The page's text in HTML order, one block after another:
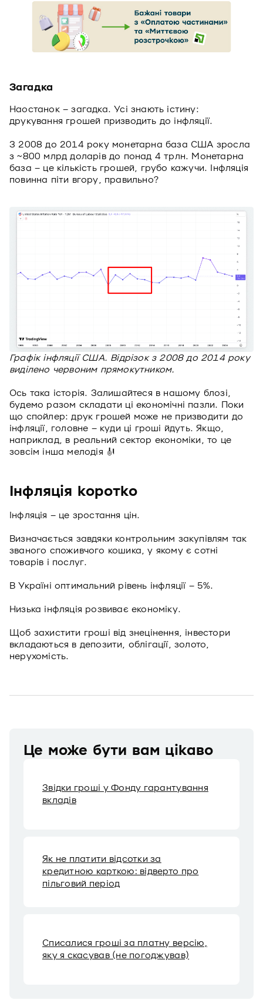
Загадка
Наостанок – загадка. Усі знають істину:
друкування грошей призводить до інфляції.
З 2008 до 2014 року монетарна база США зросла
з ~800 млрд доларів до понад 4 трлн. Монетарна
база – це кількість грошей, грубо кажучи. Інфляція
повинна піти вгору, правильно?
Графік інфляції США. Відрізок з 2008 до 2014 року
виділено червоним прямокутником.
Ось така історія. Залишайтеся в нашому блозі,
будемо разом складати ці економічні пазли. Поки
що спойлер: друк грошей може не призводити до
інфляції, головне – куди ці гроші йдуть. Якщо,
наприклад, в реальний сектор економіки, то це
зовсім інша мелодія 🎻
Інфляція коротко
Інфляція – це зростання цін.
Визначається завдяки контрольним закупівлям так
званого споживчого кошика, у якому є сотні
товарів і послуг.
В Україні оптимальний рівень інфляції – 5%.
Низька інфляція розвиває економіку.
Щоб захистити гроші від знецінення, інвестори
вкладаються в депозити, облігації, золото,
нерухомість.
Це може бути вам цікаво
Звідки гроші у Фонду гарантування
вкладів
Як не платити відсотки за
кредитною карткою: відверто про
пільговий період
Списалися гроші за платну версію,
яку я скасував (не погоджував)